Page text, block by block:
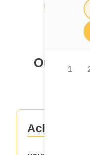
1
Me
Où se
Acheter